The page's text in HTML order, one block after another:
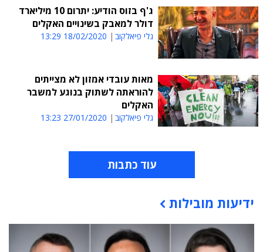
ג'ף בזוס הודיע: יתרום 10 מיליארד
דולר למאבק בשינויים האקלים
גלי פיאלקוב 18/02/2020 13:29
מאות עובדי אמזון לא מצייתים
להוראתה לשתוק בנוגע למשבר
האקלים
גלי פיאלקוב 27/01/2020 13:23
עוד כתבות
תוכן פרסומי
ידיעות מובילות